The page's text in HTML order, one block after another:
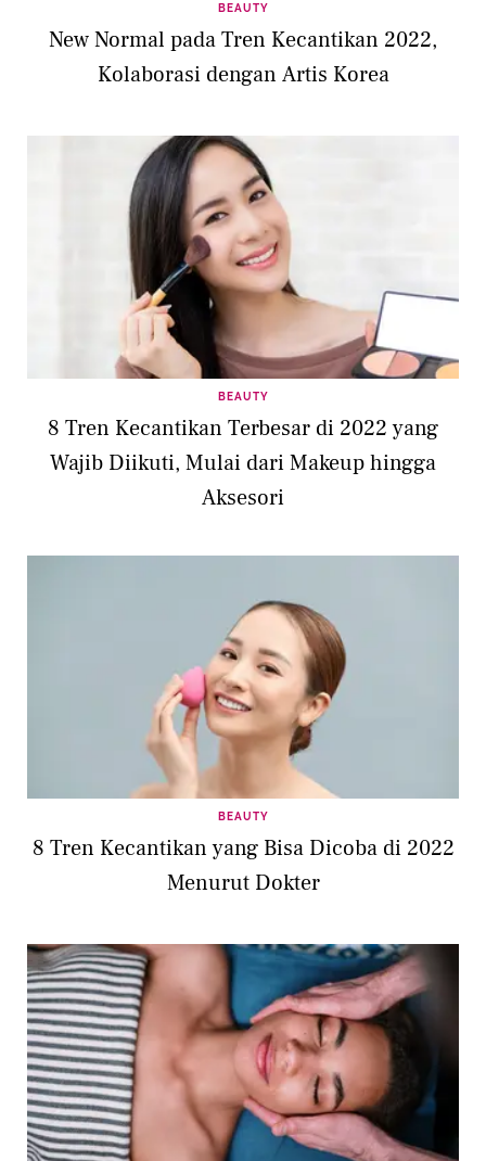
BEAUTY
New Normal pada Tren Kecantikan 2022,
Kolaborasi dengan Artis Korea
BEAUTY
8 Tren Kecantikan Terbesar di 2022 yang
Wajib Diikuti, Mulai dari Makeup hingga
Aksesori
BEAUTY
8 Tren Kecantikan yang Bisa Dicoba di 2022
Menurut Dokter